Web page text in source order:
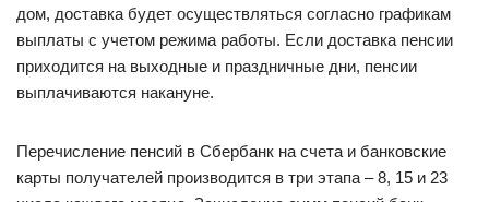
дом, доставка будет осуществляться согласно графикам
выплаты с учетом режима работы. Если доставка пенсии
приходится на выходные и праздничные дни, пенсии
выплачиваются накануне.
Перечисление пенсий в Сбербанк на счета и банковские
карты получателей производится в три этапа – 8, 15 и 23